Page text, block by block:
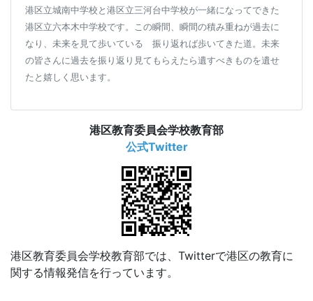
港区立城南中学校と港区立三河台中学校が一緒になってできた
港区立六本木中学校です。この瞬間、瞬間の積み重ねが過去に
なり、未来を見て歩いている 振り返れば歩いてきた道。未来
の皆さんに過去を振り返り見てもらえたら遺すべきものを遺せ
たと嬉しく思います。
港区教育委員会学校教育部
公式Twitter
港区教育委員会学校教育部では、Twitterで港区の教育に
関する情報発信を行っています。